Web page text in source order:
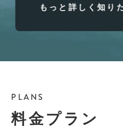
もっと詳しく知り
PLANS
料金プラン